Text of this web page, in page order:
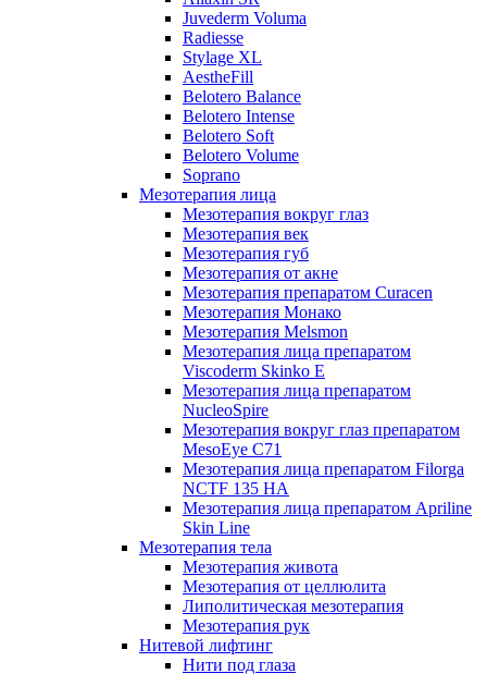
Juvederm Voluma
Radiesse
Stylage XL
AestheFill
Belotero Balance
Belotero Intense
Belotero Soft
Belotero Volume
Soprano
Мезотерапия лица
Мезотерапия вокруг глаз
Мезотерапия век
Мезотерапия губ
Мезотерапия от акне
Мезотерапия препаратом Curacen
Мезотерапия Монако
Мезотерапия Melsmon
Мезотерапия лица препаратом
Viscoderm Skinko E
Мезотерапия лица препаратом
NucleoSpire
Мезотерапия вокруг глаз препаратом
MesoEye С71
Мезотерапия лица препаратом Filorga
NCTF 135 HA
Мезотерапия лица препаратом Apriline
Skin Line
Мезотерапия тела
Мезотерапия живота
Мезотерапия от целлюлита
Липолитическая мезотерапия
Мезотерапия рук
Нитевой лифтинг
Нити под глаза